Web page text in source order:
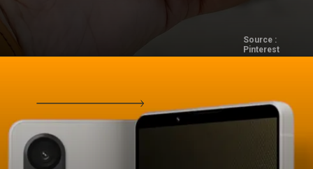
Source :
Pinterest